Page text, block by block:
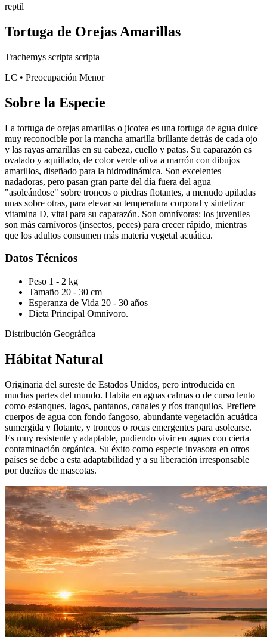
reptil
Tortuga de Orejas Amarillas
Trachemys scripta scripta
LC • Preocupación Menor
Sobre la Especie
La tortuga de orejas amarillas o jicotea es una tortuga de agua dulce
muy reconocible por la mancha amarilla brillante detrás de cada ojo
y las rayas amarillas en su cabeza, cuello y patas. Su caparazón es
ovalado y aquillado, de color verde oliva a marrón con dibujos
amarillos, diseñado para la hidrodinámica. Son excelentes
nadadoras, pero pasan gran parte del día fuera del agua
"asoleándose" sobre troncos o piedras flotantes, a menudo apiladas
unas sobre otras, para elevar su temperatura corporal y sintetizar
vitamina D, vital para su caparazón. Son omnívoras: los juveniles
son más carnívoros (insectos, peces) para crecer rápido, mientras
que los adultos consumen más materia vegetal acuática.
Datos Técnicos
Peso 1 - 2 kg
Tamaño 20 - 30 cm
Esperanza de Vida 20 - 30 años
Dieta Principal Omnívoro.
Distribución Geográfica
Hábitat Natural
Originaria del sureste de Estados Unidos, pero introducida en
muchas partes del mundo. Habita en aguas calmas o de curso lento
como estanques, lagos, pantanos, canales y ríos tranquilos. Prefiere
cuerpos de agua con fondo fangoso, abundante vegetación acuática
sumergida y flotante, y troncos o rocas emergentes para asolearse.
Es muy resistente y adaptable, pudiendo vivir en aguas con cierta
contaminación orgánica. Su éxito como especie invasora en otros
países se debe a esta adaptabilidad y a su liberación irresponsable
por dueños de mascotas.